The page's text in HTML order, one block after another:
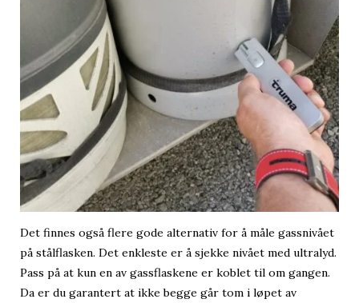
Det finnes også flere gode alternativ for å måle gassnivået
på stålflasken. Det enkleste er å sjekke nivået med ultralyd.
Pass på at kun en av gassflaskene er koblet til om gangen.
Da er du garantert at ikke begge går tom i løpet av